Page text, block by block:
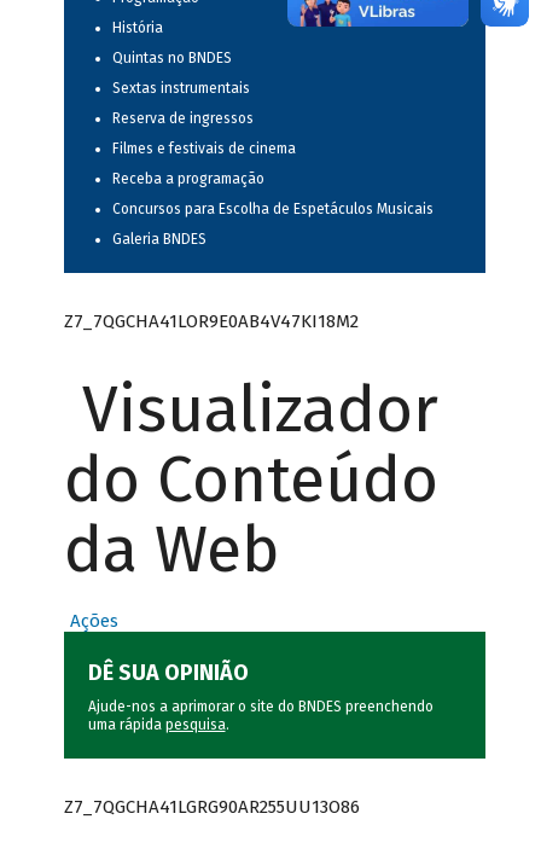
História
Quintas no BNDES
Sextas instrumentais
Reserva de ingressos
Filmes e festivais de cinema
Receba a programação
Concursos para Escolha de Espetáculos Musicais
Galeria BNDES
Z7_7QGCHA41LOR9E0AB4V47KI18M2
Visualizador
do Conteúdo
da Web
Ações
DÊ SUA OPINIÃO
Ajude-nos a aprimorar o site do BNDES preenchendo
uma rápida pesquisa.
Z7_7QGCHA41LGRG90AR255UU13O86